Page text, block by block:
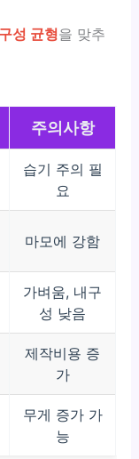
성 균형을 맞추
주의사항
습기 주의 필
요
마모에 강함
가벼움, 내구
성 낮음
제작비용 증
가
무게 증가 가
능